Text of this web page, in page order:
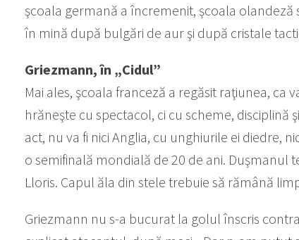
şcoala germană a încremenit, şcoala olandeză
în mină după bulgări de aur şi după cristale
Griezmann, în „Cidul”
Mai ales, şcoala franceză a regăsit raţiunea, ca
hrăneşte cu spectacol, ci cu scheme, disciplină
act, nu va fi nici Anglia, cu unghiurile ei diedre,
o semifinală mondială de 20 de ani. Duşmanul
Lloris. Capul ăla din stele trebuie să rămână
Griezmann nu s-a bucurat la golul înscris